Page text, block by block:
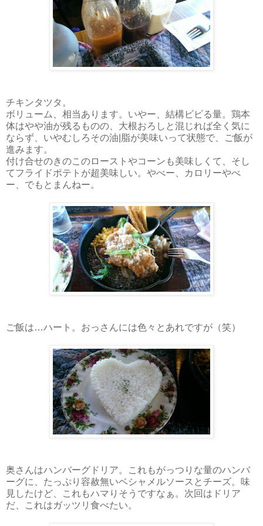
チキンタツタ。
ボリューム、相当あります。いやー、結構ビビる量。鶏本
体はやや油が残るものの、大根おろしと混じれば全く気に
ならず、いやむしろその油|脂が美味いって状態で、ご飯が
進みます。
付け合せのきのこのローストやコーンも美味しくて、そし
てフライドポテトが超美味しい。やべー、カロリーやべ
ー、でもとまんねー。
ご飯は…ハート。おっさんには色々とあれですが（笑）
奥さんはハンバーグドリア。これもがっつりな量のハンバ
ーグに、たっぷり容赦無いベシャメルソースとチーズ。味
見したけど、これもハマりそうですなぁ。次回はドリア
だ、これはガッツリ食べたい。